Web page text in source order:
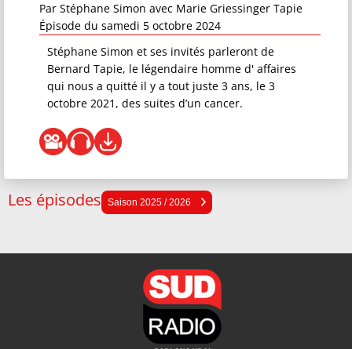
Par Stéphane Simon avec Marie Griessinger Tapie
Épisode du samedi 5 octobre 2024
Stéphane Simon et ses invités parleront de
Bernard Tapie, le légendaire homme d' affaires
qui nous a quitté il y a tout juste 3 ans, le 3
octobre 2021, des suites d’un cancer.
Les épisodes Saison 2025 / 2026
Saison 2023 / 2024